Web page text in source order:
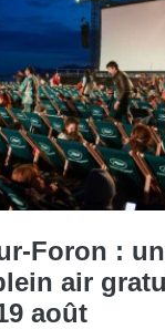
Foron :
air
août